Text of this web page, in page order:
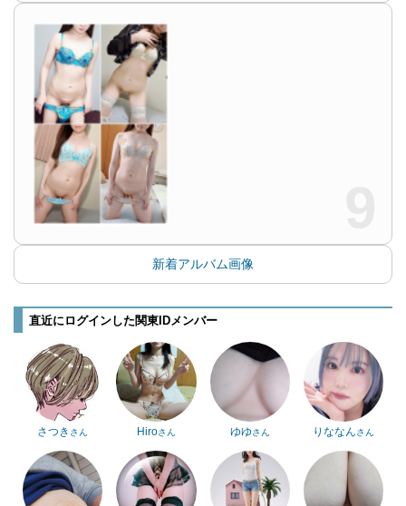
新着アルバム画像
直近にログインした関東IDメンバー
さつき さん Hiroさん ゆゆさん りななんさん